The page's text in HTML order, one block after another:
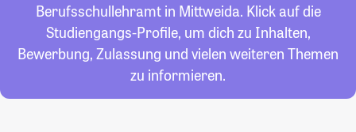
Berufsschullehramt in Mittweida. Klick auf die
Studiengangs-Profile, um dich zu Inhalten,
Bewerbung, Zulassung und vielen weiteren Themen
zu informieren.